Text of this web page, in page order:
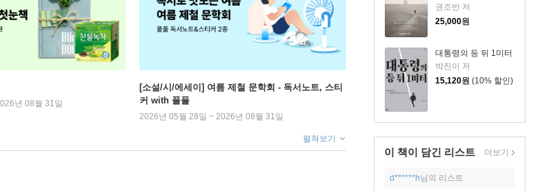
권조반 저
25,000원
대통령의 등 뒤 1미터
박진이 저
15,120원 (10% 할인)
이 책이 담긴 리스트 더보기
d******h님의 리스트
년 08월 31일
[소설/시/에세이] 여름 제철 문학회 - 독서노트, 스티
커 with 풀풀
2026년 05월 28일 ~ 2026년 08월 31일
펼쳐보기